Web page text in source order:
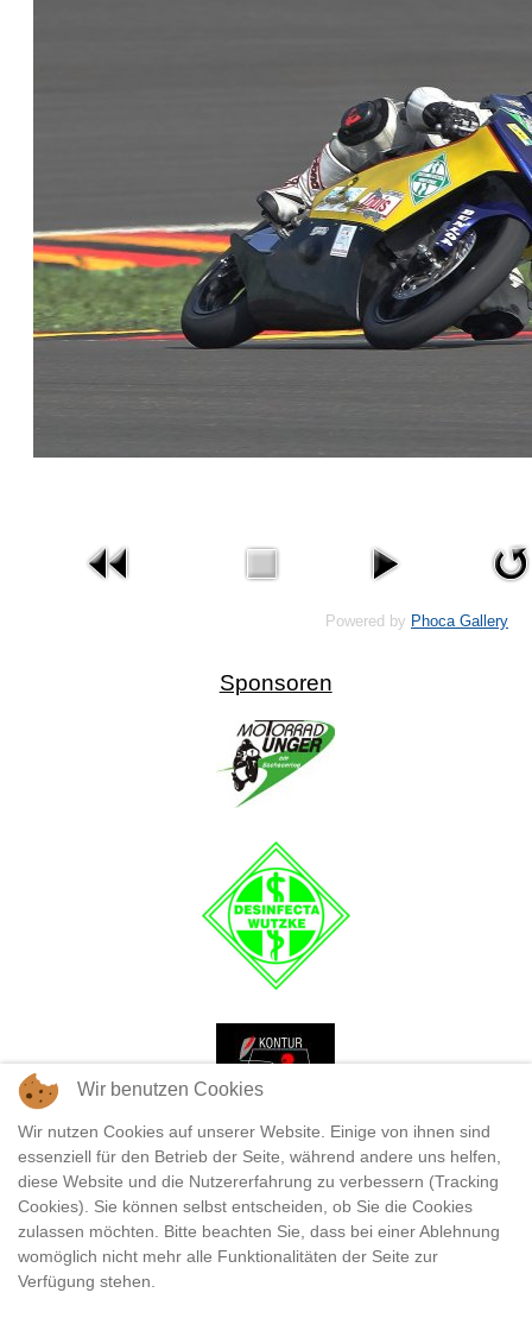
Powered by Phoca Gallery
Sponsoren
Wir benutzen Cookies
Wir nutzen Cookies auf unserer Website. Einige von ihnen sind
essenziell für den Betrieb der Seite, während andere uns helfen,
diese Website und die Nutzererfahrung zu verbessern (Tracking
Cookies). Sie können selbst entscheiden, ob Sie die Cookies
zulassen möchten. Bitte beachten Sie, dass bei einer Ablehnung
womöglich nicht mehr alle Funktionalitäten der Seite zur
Verfügung stehen.